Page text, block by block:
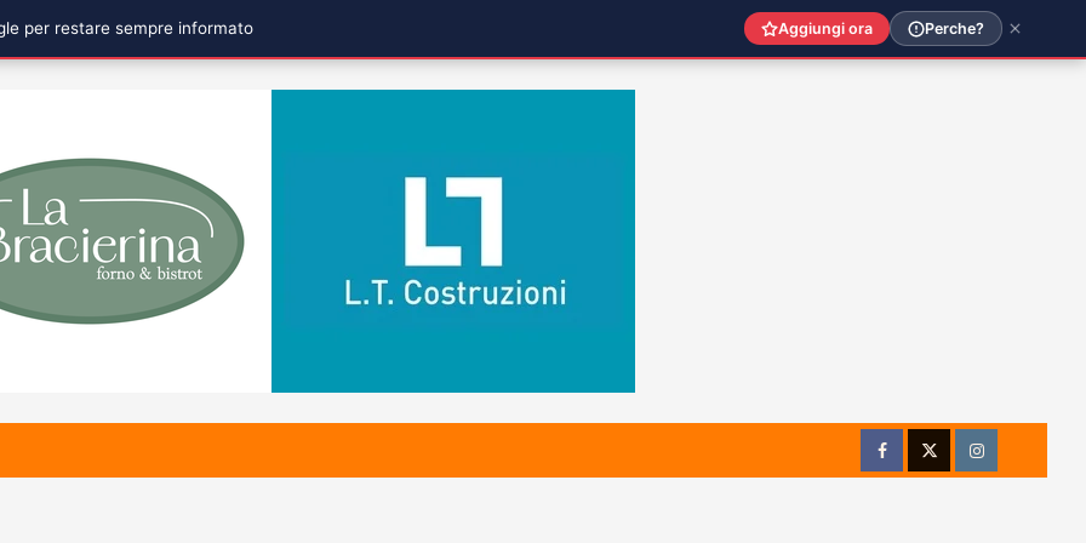
FacebookTwitterInstagram
per restare sempre informato Aggiungi ora Perche?